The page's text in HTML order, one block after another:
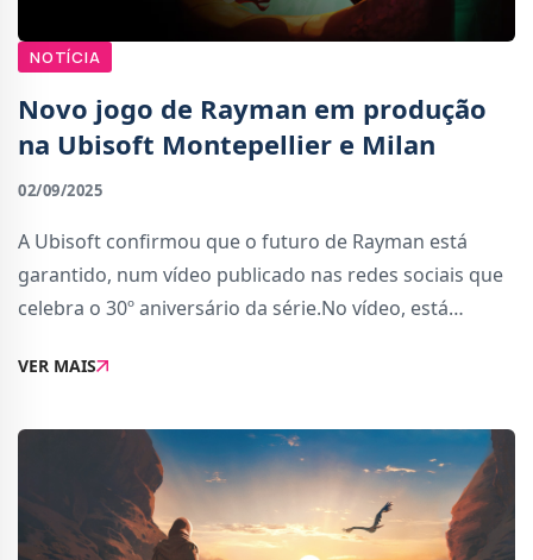
NOTÍCIA
Novo jogo de Rayman em produção
na Ubisoft Montepellier e Milan
02/09/2025
A Ubisoft confirmou que o futuro de Rayman está
garantido, num vídeo publicado nas redes sociais que
celebra o 30º aniversário da série.No vídeo, está
Montepellier, que basicamente confirma o desenvol
VER MAIS